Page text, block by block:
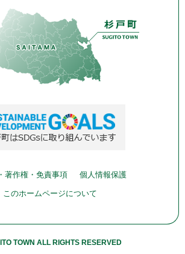
著作権・免責事項 個人情報保護
このホームページについて
TOWN ALL RIGHTS RESERVED